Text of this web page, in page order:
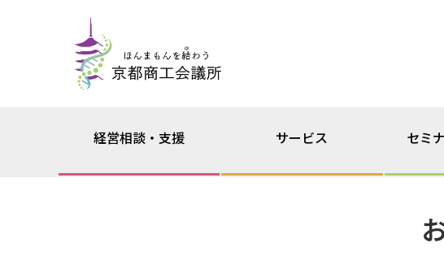
経営相談・支援 サービス セミ